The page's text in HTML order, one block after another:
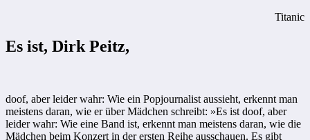
Titanic
Es ist, Dirk Peitz,
doof, aber leider wahr: Wie ein Popjournalist aussieht, erkennt man
meistens daran, wie er über Mädchen schreibt: »Es ist doof, aber
leider wahr: Wie eine Band ist, erkennt man meistens daran, wie die
Mädchen beim Konzert in der ersten Reihe aus­schauen. Es gibt